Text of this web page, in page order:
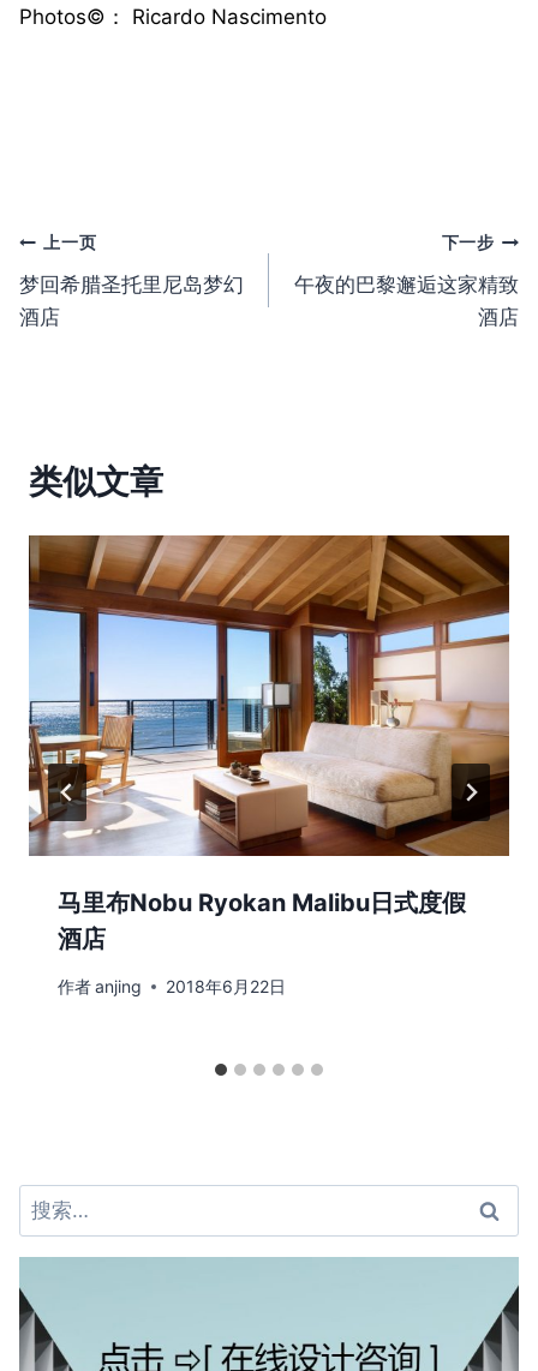
Photos©️： Ricardo Nascimento
文
章
上一页
梦回希腊圣托里尼岛梦幻
酒店
下一步
午夜的巴黎邂逅这家精致
酒店
类似文章
马里布Nobu Ryokan Malibu日式度假
酒店
作者anjing 2018年6月22日
搜
索：